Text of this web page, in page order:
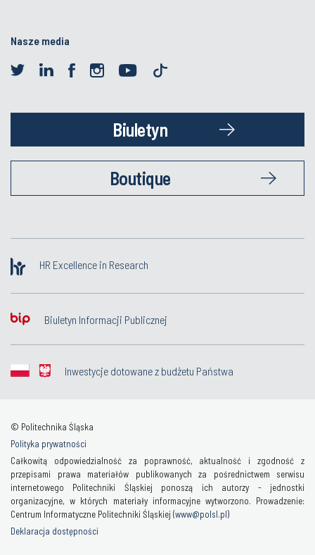
Nasze media
Biuletyn
Boutique
HR Excellence in Research
Biuletyn Informacji Publicznej
Inwestycje dotowane z budżetu Państwa
© Politechnika Śląska
Polityka prywatności
Całkowitą odpowiedzialność za poprawność, aktualność i zgodność z
przepisami prawa materiałów publikowanych za pośrednictwem serwisu
internetowego Politechniki Śląskiej ponoszą ich autorzy - jednostki
organizacyjne, w których materiały informacyjne wytworzono. Prowadzenie:
Centrum Informatyczne Politechniki Śląskiej (www@polsl.pl)
Deklaracja dostępności